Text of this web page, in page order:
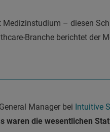
– diesen
Branche berichtet der
General Manager bei Intuitive
waren die wesentlichen